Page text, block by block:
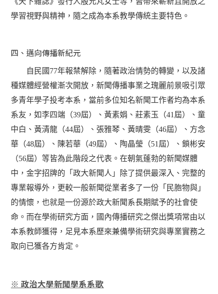
學習視野與精神，隨之成為本系教學傳統主要特色。
四、邁向傳播新紀元
自民國77年報禁解除，隨著政治情勢的轉變，以及諸
種媒體經營權漸次開放，新聞傳播事業之瑰麗前景吸引眾
多青年學子投考本系，當前多位知名新聞工作者均為本系
系友，如李四端（39屆）、黃素娟、莊素玉（41屆）、童
中白、黃清龍（44屆）、張雅琴、黃晴雯（46屆）、方念
華（48屆）、陳若華（49屆）、陶晶瑩（51屆）、鎖彬安
（56屆）等皆為此階段之代表。在朝氣蓬勃的新聞媒體
中，金字招牌的「政大新聞人」除了提供最深入、完整的
專業報導外，更較一般新聞從業者多了一份「民胞物與」
的情懷，也就是一份源於政大新聞系長期賦予的社會使
命。而在學術研究方面，國內傳播研究之傑出獎項常由以
本系教師獲得，足見本系歷來兼備學術研究與專業實務之
取向已獲各方肯定。
※ 政治大學新聞學系系歌